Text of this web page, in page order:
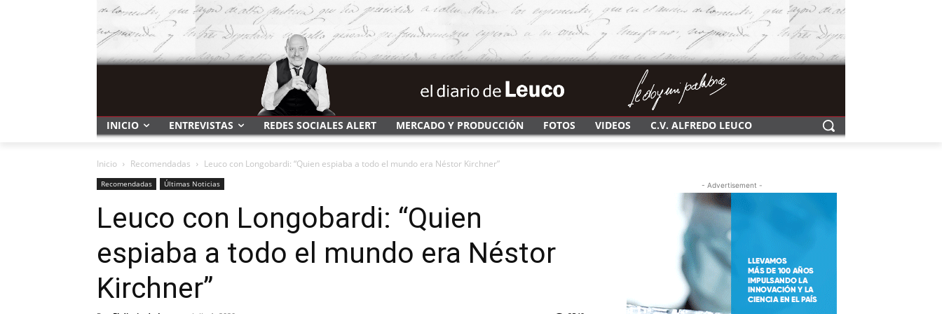
INICIO ENTREVISTAS REDES SOCIALES ALERT MERCADO Y PRODUCCIÓN FOTOS VIDEOS C.V. ALFREDO LEUCO
Inicio Recomendadas Leuco con Longobardi: “Quien espiaba a todo el mundo era Néstor Kirchner”
Recomendadas Últimas Noticias
Leuco con Longobardi: “Quien
espiaba a todo el mundo era Néstor
Kirchner”
- Advertisement -